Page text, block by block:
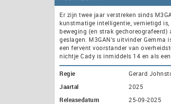
Er zijn twee jaar verstreken sinds
kunstmatige intelligentie, vernietigd
beweging (en strak gechoreografeerd)
geslagen. M3GAN’s uitvinder Gemma
een fervent voorstander van
nichtje Cady is inmiddels 14 en als
Regie
Gerard
Jaartal
2025
Releasedatum
25-09-2025